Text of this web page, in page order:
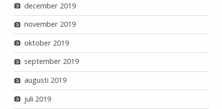
december 2019
november 2019
oktober 2019
september 2019
augusti 2019
juli 2019